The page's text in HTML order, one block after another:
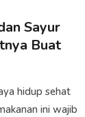
Sayur
Buat
hidup sehat
ini wajib